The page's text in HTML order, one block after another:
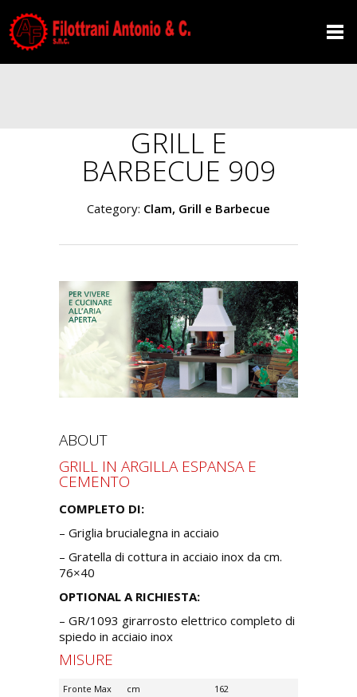
GRILL E
BARBECUE 909
Category: Clam, Grill e Barbecue
ABOUT
GRILL IN ARGILLA ESPANSA E
CEMENTO
COMPLETO DI:
– Griglia brucialegna in acciaio
– Gratella di cottura in acciaio inox da cm.
76×40
OPTIONAL A RICHIESTA:
– GR/1093 girarrosto elettrico completo di
spiedo in acciaio inox
MISURE
Fronte Max cm
162